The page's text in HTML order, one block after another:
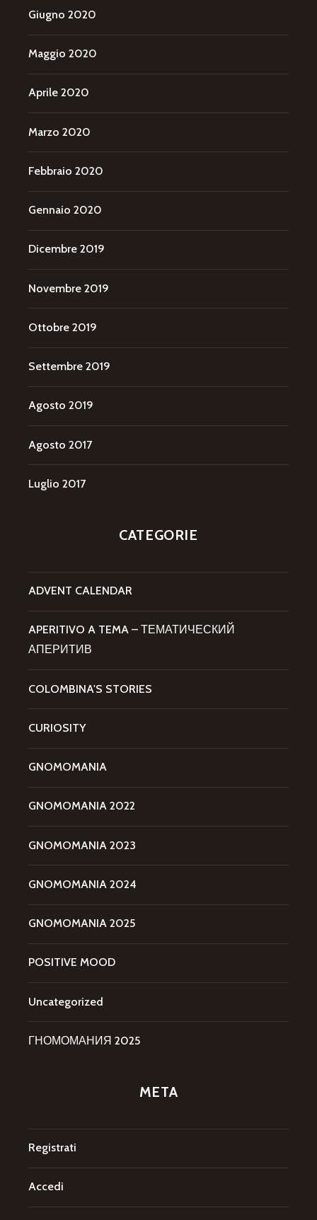
Giugno 2020
Maggio 2020
Aprile 2020
Marzo 2020
Febbraio 2020
Gennaio 2020
Dicembre 2019
Novembre 2019
Ottobre 2019
Settembre 2019
Agosto 2019
Agosto 2017
Luglio 2017
CATEGORIE
ADVENT CALENDAR
APERITIVO A TEMA – ТЕМАТИЧЕСКИЙ
АПЕРИТИВ
COLOMBINA'S STORIES
CURIOSITY
GNOMOMANIA
GNOMOMANIA 2022
GNOMOMANIA 2023
GNOMOMANIA 2024
GNOMOMANIA 2025
POSITIVE MOOD
Uncategorized
ГНОМОМАНИЯ 2025
META
Registrati
Accedi